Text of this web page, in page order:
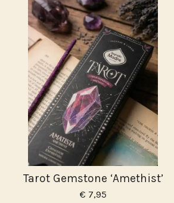
Tarot Gemstone ‘Amethist’
€ 7,95